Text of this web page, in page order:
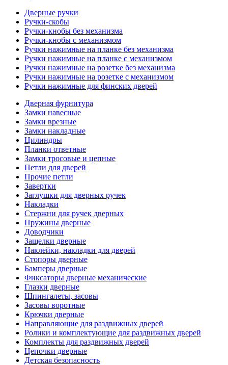
Дверные ручки
Ручки-скобы
Ручки-кнобы без механизма
Ручки-кнобы с механизмом
Ручки нажимные на планке без механизма
Ручки нажимные на планке с механизмом
Ручки нажимные на розетке без механизма
Ручки нажимные на розетке с механизмом
Ручки нажимные для финских дверей
Дверная фурнитура
Замки навесные
Замки врезные
Замки накладные
Цилиндры
Планки ответные
Замки тросовые и цепные
Петли для дверей
Прочие петли
Завертки
Заглушки для дверных ручек
Накладки
Стержни для ручек дверных
Пружины дверные
Доводчики
Защелки дверные
Наклейки, накладки для дверей
Стопоры дверные
Бамперы дверные
Фиксаторы дверные механические
Глазки дверные
Шпингалеты, засовы
Засовы воротные
Крючки дверные
Направляющие для раздвижных дверей
Ролики и комплектующие для раздвижных дверей
Комплекты для раздвижных дверей
Цепочки дверные
Детская безопасность